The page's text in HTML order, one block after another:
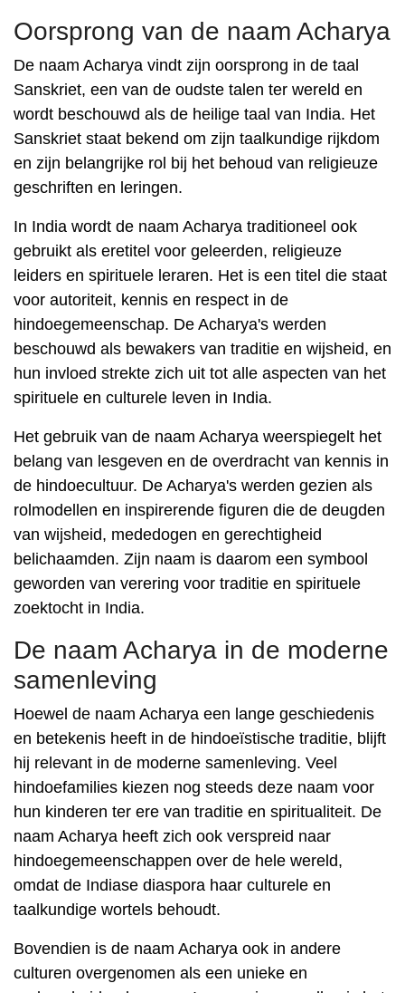
Oorsprong van de naam Acharya
De naam Acharya vindt zijn oorsprong in de taal
Sanskriet, een van de oudste talen ter wereld en
wordt beschouwd als de heilige taal van India. Het
Sanskriet staat bekend om zijn taalkundige rijkdom
en zijn belangrijke rol bij het behoud van religieuze
geschriften en leringen.
In India wordt de naam Acharya traditioneel ook
gebruikt als eretitel voor geleerden, religieuze
leiders en spirituele leraren. Het is een titel die staat
voor autoriteit, kennis en respect in de
hindoegemeenschap. De Acharya's werden
beschouwd als bewakers van traditie en wijsheid, en
hun invloed strekte zich uit tot alle aspecten van het
spirituele en culturele leven in India.
Het gebruik van de naam Acharya weerspiegelt het
belang van lesgeven en de overdracht van kennis in
de hindoecultuur. De Acharya's werden gezien als
rolmodellen en inspirerende figuren die de deugden
van wijsheid, mededogen en gerechtigheid
belichaamden. Zijn naam is daarom een ​​symbool
geworden van verering voor traditie en spirituele
zoektocht in India.
De naam Acharya in de moderne
samenleving
Hoewel de naam Acharya een lange geschiedenis
en betekenis heeft in de hindoeïstische traditie, blijft
hij relevant in de moderne samenleving. Veel
hindoefamilies kiezen nog steeds deze naam voor
hun kinderen ter ere van traditie en spiritualiteit. De
naam Acharya heeft zich ook verspreid naar
hindoegemeenschappen over de hele wereld,
omdat de Indiase diaspora haar culturele en
taalkundige wortels behoudt.
Bovendien is de naam Acharya ook in andere
culturen overgenomen als een unieke en